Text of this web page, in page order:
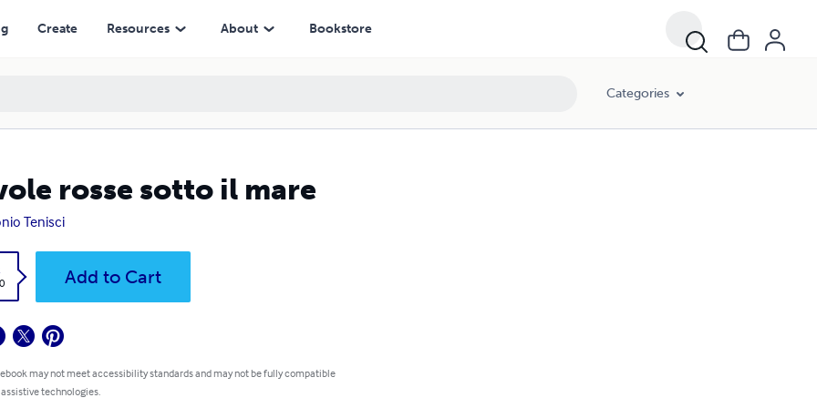
Create Resources About Bookstore
Categories
rosse sotto il mare
Tenisci
Add to Cart
may not meet accessibility standards and may not be fully compatible
technologies.